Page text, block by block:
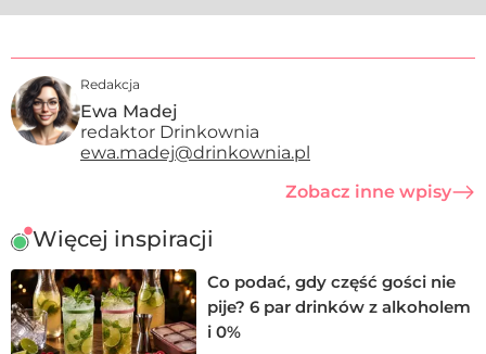
Redakcja
Ewa Madej
redaktor Drinkownia
ewa.madej@drinkownia.pl
Zobacz inne wpisy
Więcej inspiracji
Co podać, gdy część gości nie
pije? 6 par drinków z alkoholem
i 0%